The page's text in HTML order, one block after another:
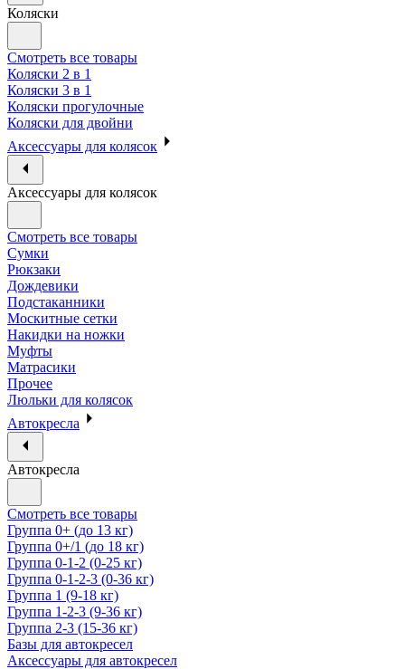
Коляски
Смотреть все товары
Коляски 2 в 1
Коляски 3 в 1
Коляски прогулочные
Коляски для двойни
Аксессуары для колясок
Аксессуары для колясок
Смотреть все товары
Сумки
Рюкзаки
Дождевики
Подстаканники
Москитные сетки
Накидки на ножки
Муфты
Матрасики
Прочее
Люльки для колясок
Автокресла
Автокресла
Смотреть все товары
Группа 0+ (до 13 кг)
Группа 0+/1 (до 18 кг)
Группа 0-1-2 (0-25 кг)
Группа 0-1-2-3 (0-36 кг)
Группа 1 (9-18 кг)
Группа 1-2-3 (9-36 кг)
Группа 2-3 (15-36 кг)
Базы для автокресел
Аксессуары для автокресел